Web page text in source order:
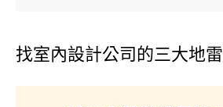
找室內設計公司的三大地雷